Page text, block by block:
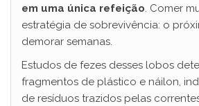
em uma única refeição. Comer
estratégia de sobrevivência: o
demorar semanas.
Estudos de fezes desses lobos
fragmentos de plástico e náilon,
de resíduos trazidos pelas